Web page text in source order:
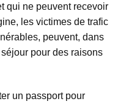
qui ne peuvent recevoir
les victimes de trafic
peuvent, dans
pour des raisons
un passport pour